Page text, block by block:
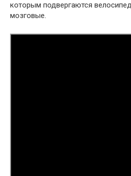
которым подвергаются
мозговые.